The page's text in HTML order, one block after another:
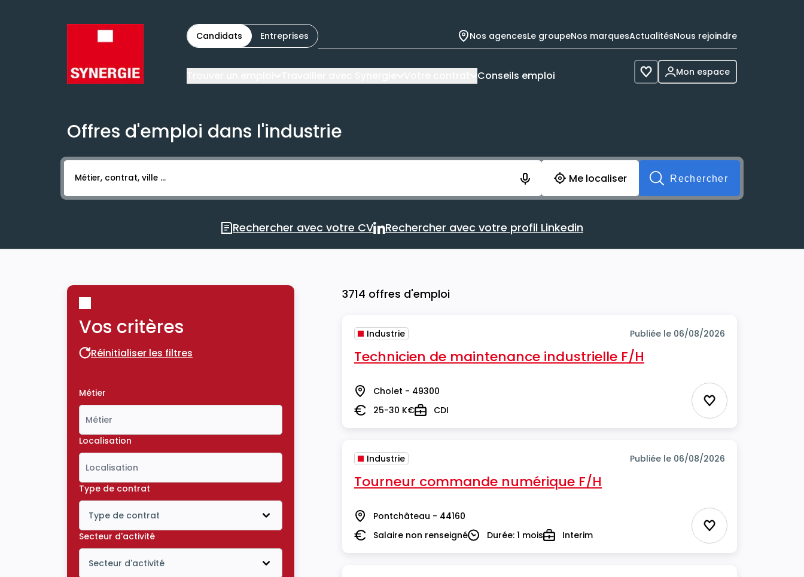
Candidats Entreprises Nos agencesLe groupeNos marquesActualitésNous rejoindre
Conseils emploi Voir les favoris
Mon espace
Offres d'emploi dans l'industrie
Activer l’élément pour lancer l’enregistrement. Vous aurez 10 secondes pour enregistrer votre recherche avant soumission du formulaire. Vous
Me localiser
Rechercher
Rechercher avec votre CV
Rechercher avec votre CV
Rechercher avec votre profil Linkedin
Rechercher avec votre profil Linkedin
Vos critères
Réinitialiser les filtres
Réinitialiser les filtres
Métier
Localisation
Type de contrat
Type de contrat
Icône ouvrir la liste déroulante
Secteur d'activité
Secteur d'activité
Icône ouvrir la liste déroulante
3714 offres d'emploi
Industrie Publiée le 06/08/2026
Technicien de maintenance industrielle F/H
Lieu Cholet - 49300
Salaire25-30 K€TypeCDI Ajouter aux
Industrie Publiée le 06/08/2026
Tourneur commande numérique F/H
Lieu Pontchâteau - 44160
SalaireSalaire non renseignéDuréeDurée: 1 moisTypeInterim Ajouter aux